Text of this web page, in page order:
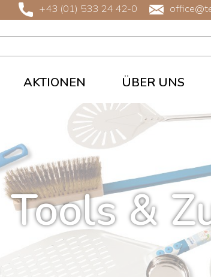
+43 (01) 533 24 42-0
AKTIONEN ÜBER UNS
Tools &